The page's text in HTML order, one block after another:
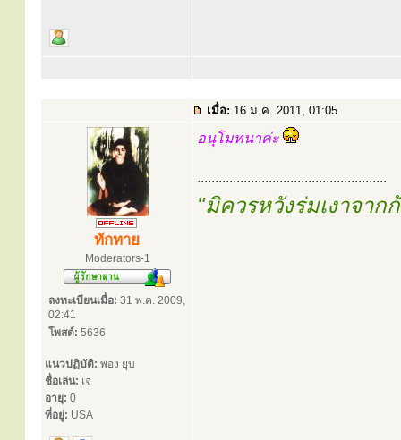
เมื่อ: 16 ม.ค. 2011, 01:05
ทักทาย
Moderators-1
ลงทะเบียนเมื่อ: 31 พ.ค. 2009,
02:41
โพสต์: 5636
แนวปฏิบัติ: พอง ยุบ
ชื่อเล่น: เจ
อายุ: 0
ที่อยู่: USA
อนุโมทนาค่ะ
.....................................................
"มิควรหวังร่มเงาจาก